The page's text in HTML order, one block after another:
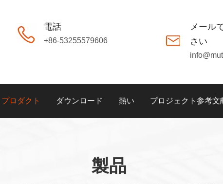
電話
+86-53255579606
メール
さい
プロダクト ダウンロード 熱い プロジェクト参考文
製品